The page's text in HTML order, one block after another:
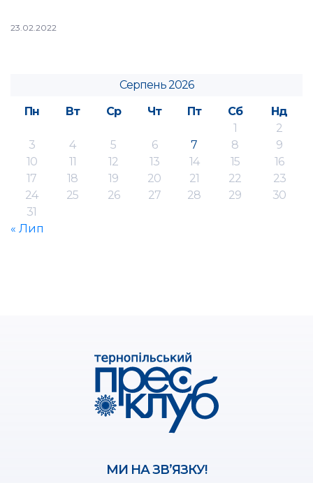
23.02.2022
Серпень 2026
Пн
Вт Ср Чт Пт Сб
Нд
1
2
3
4 5 6 7 8
9
10
11 12 13 14 15
16
17
18 19 20 21 22
23
24
25 26 27 28 29
30
31
« Лип
МИ НА ЗВ’ЯЗКУ!